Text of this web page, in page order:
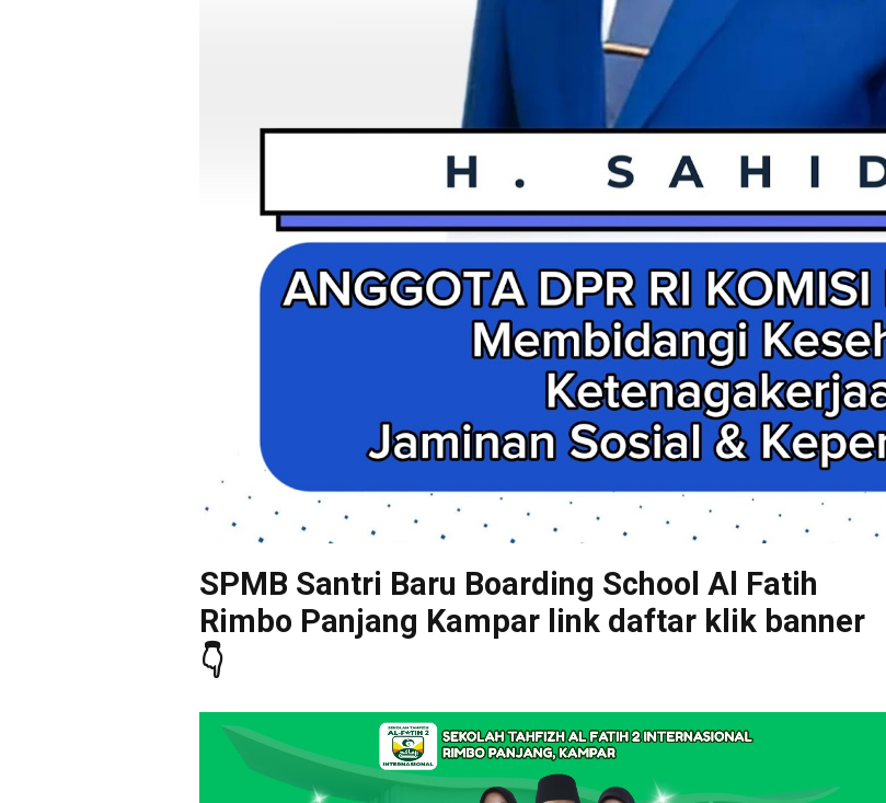
SPMB Santri Baru Boarding School Al Fatih
Rimbo Panjang Kampar link daftar klik banner
👇